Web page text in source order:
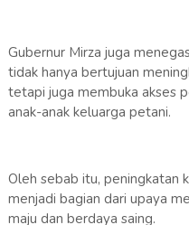
Gubernur Mirza juga
tidak hanya bertujuan
tetapi juga membuka akses
anak-anak keluarga petani.
Oleh sebab itu, peningkatan
menjadi bagian dari upaya
maju dan berdaya saing.